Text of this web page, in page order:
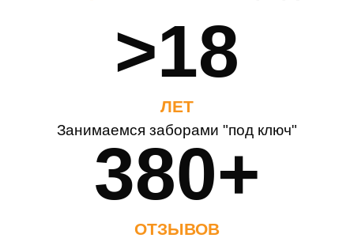
>18
ЛЕТ
Занимаемся заборами "под ключ"
380+
ОТЗЫВОВ